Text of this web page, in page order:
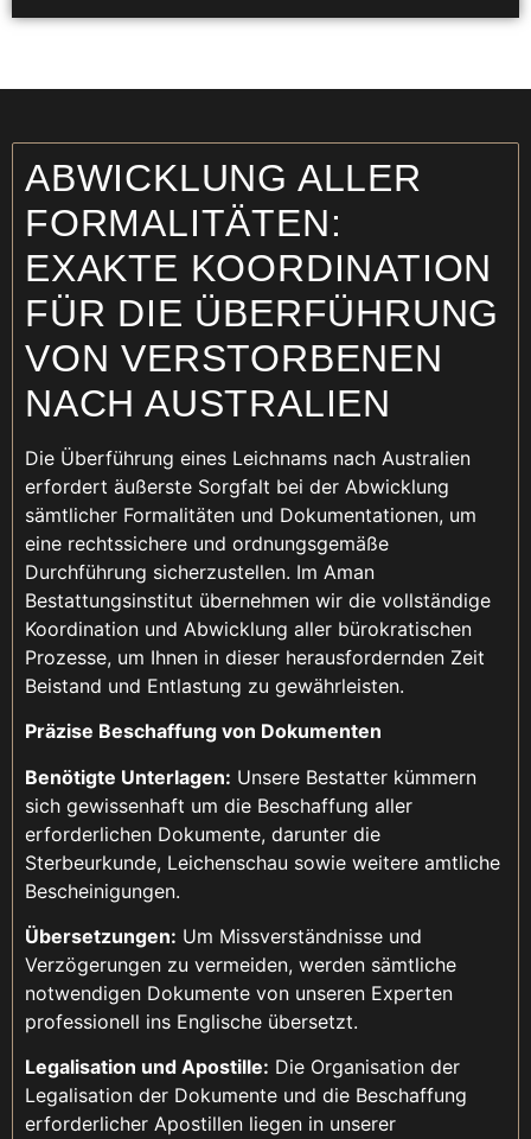
ABWICKLUNG ALLER
FORMALITÄTEN:
EXAKTE KOORDINATION
FÜR DIE ÜBERFÜHRUNG
VON VERSTORBENEN
NACH AUSTRALIEN
Die Überführung eines Leichnams nach Australien
erfordert äußerste Sorgfalt bei der Abwicklung
sämtlicher Formalitäten und Dokumentationen, um
eine rechtssichere und ordnungsgemäße
Durchführung sicherzustellen. Im Aman
Bestattungsinstitut übernehmen wir die vollständige
Koordination und Abwicklung aller bürokratischen
Prozesse, um Ihnen in dieser herausfordernden Zeit
Beistand und Entlastung zu gewährleisten.
Präzise Beschaffung von Dokumenten
Benötigte Unterlagen: Unsere Bestatter kümmern
sich gewissenhaft um die Beschaffung aller
erforderlichen Dokumente, darunter die
Sterbeurkunde, Leichenschau sowie weitere amtliche
Bescheinigungen.
Übersetzungen: Um Missverständnisse und
Verzögerungen zu vermeiden, werden sämtliche
notwendigen Dokumente von unseren Experten
professionell ins Englische übersetzt.
Legalisation und Apostille: Die Organisation der
Legalisation der Dokumente und die Beschaffung
erforderlicher Apostillen liegen in unserer